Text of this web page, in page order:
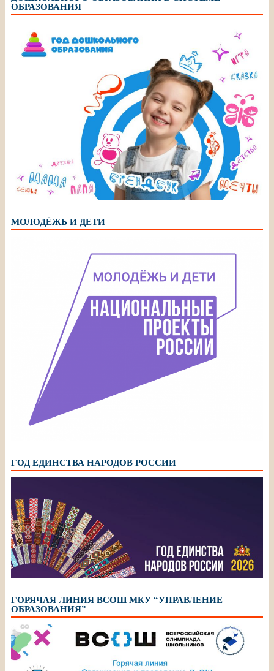
ОБРАЗОВАНИЯ
МОЛОДЁЖЬ И ДЕТИ
ГОД ЕДИНСТВА НАРОДОВ РОССИИ
ГОРЯЧАЯ ЛИНИЯ ВСОШ МКУ “УПРАВЛЕНИЕ
ОБРАЗОВАНИЯ”